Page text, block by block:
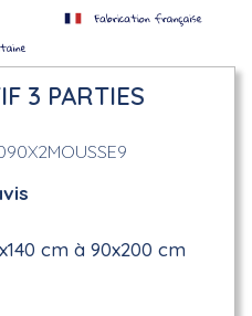
3 PARTIES
cm à 90x200 cm